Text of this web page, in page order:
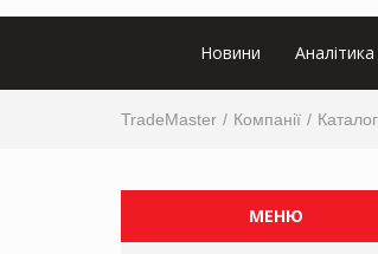
Новини Аналітика
TradeMaster Компанії
МЕНЮ